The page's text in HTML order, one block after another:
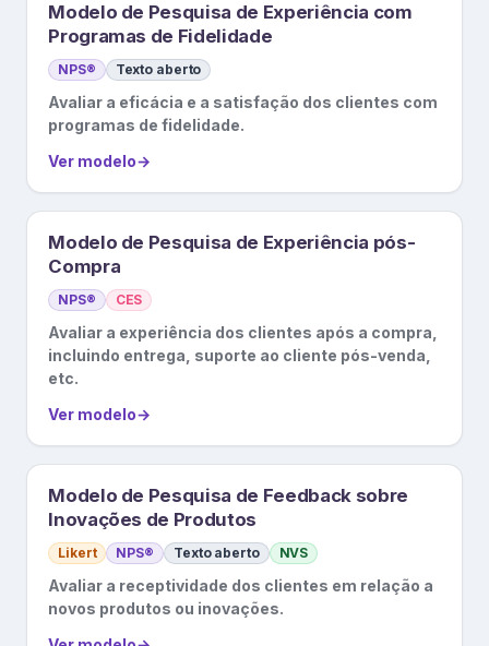
Modelo de Pesquisa de Experiência com
Programas de Fidelidade
NPS® Texto aberto
Avaliar a eficácia e a satisfação dos clientes com
programas de fidelidade.
Ver modelo→
Modelo de Pesquisa de Experiência pós-
Compra
NPS® CES
Avaliar a experiência dos clientes após a compra,
incluindo entrega, suporte ao cliente pós-venda,
etc.
Ver modelo→
Modelo de Pesquisa de Feedback sobre
Inovações de Produtos
Likert NPS® Texto aberto NVS
Avaliar a receptividade dos clientes em relação a
novos produtos ou inovações.